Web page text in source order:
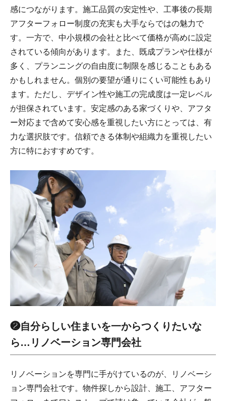
感につながります。施工品質の安定性や、工事後の長期
アフターフォロー制度の充実も大手ならではの魅力で
す。一方で、中小規模の会社と比べて価格が高めに設定
されている傾向があります。また、既成プランや仕様が
多く、プランニングの自由度に制限を感じることもある
かもしれません。個別の要望が通りにくい可能性もあり
ます。ただし、デザイン性や施工の完成度は一定レベル
が担保されています。安定感のある家づくりや、アフタ
ー対応まで含めて安心感を重視したい方にとっては、有
力な選択肢です。信頼できる体制や組織力を重視したい
方に特におすすめです。
❷自分らしい住まいを一からつくりたいな
ら…リノベーション専門会社
リノベーションを専門に手がけているのが、リノベーシ
ョン専門会社です。物件探しから設計、施工、アフター